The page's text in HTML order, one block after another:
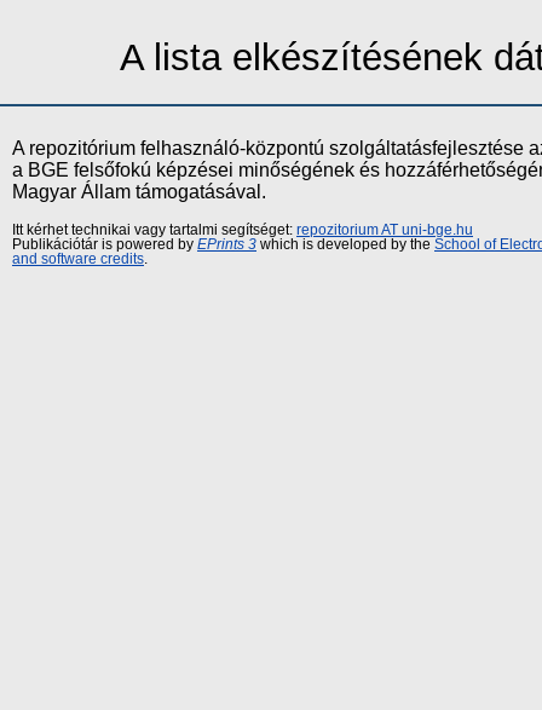
A lista elkészítésének
A repozitórium felhasználó-központú szolgáltatásfejlesztése
a BGE felsőfokú képzései minőségének és
Magyar Állam támogatásával.
Itt kérhet technikai vagy tartalmi segítséget: repozitorium AT uni-bge.hu
Publikációtár is powered by EPrints 3 which is developed by the School of
and software credits